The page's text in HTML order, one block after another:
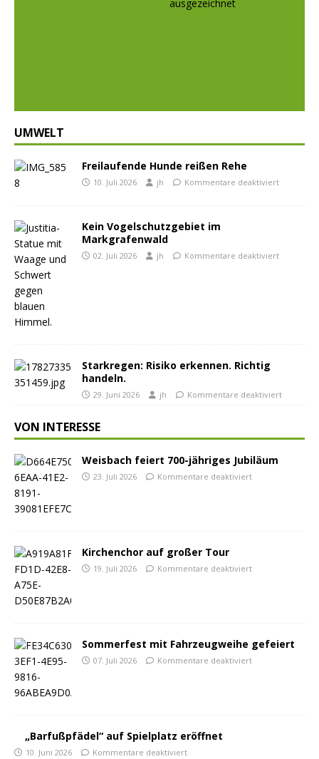
UMWELT
Freilaufende Hunde reißen Rehe
10. Juli 2026 jh Kommentare deaktiviert
Kein Vogelschutzgebiet im
Markgrafenwald
02. Juli 2026 jh Kommentare deaktiviert
Starkregen: Risiko erkennen. Richtig
handeln.
29. Juni 2026 jh Kommentare deaktiviert
VON INTERESSE
Weisbach feiert 700-jähriges Jubiläum
23. Juli 2026 Kommentare deaktiviert
Kirchenchor auf großer Tour
19. Juli 2026 Kommentare deaktiviert
Sommerfest mit Fahrzeugweihe gefeiert
07. Juli 2026 Kommentare deaktiviert
„Barfußpfädel“ auf Spielplatz eröffnet
10. Juni 2026 Kommentare deaktiviert